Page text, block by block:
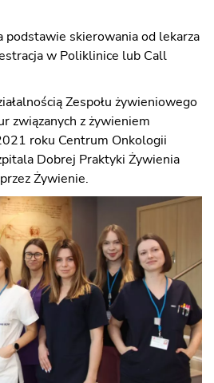
podstawie skierowania od lekarza
w Poliklinice lub Call
Zespołu żywieniowego
związanych z żywieniem
roku Centrum Onkologii
Dobrej Praktyki Żywienia
Żywienie.